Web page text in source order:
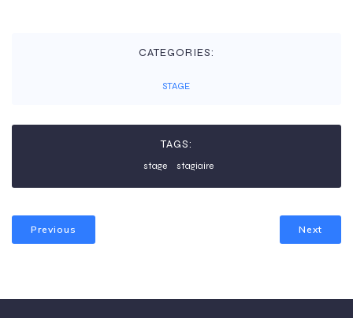
CATEGORIES:
STAGE
TAGS:
stage stagiaire
Previous Next